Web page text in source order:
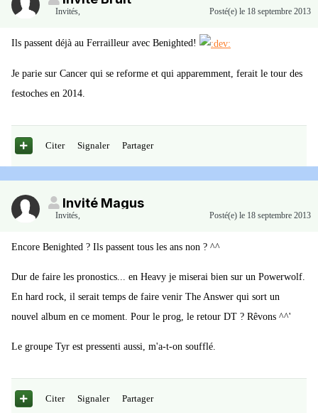
Invités, Posté(e) le 18 septembre 2013
Ils passent déjà au Ferrailleur avec Benighted!
Je parie sur Cancer qui se reforme et qui apparemment, ferait le tour des
festoches en 2014.
Citer Signaler Partager
Invité Magus
Invités, Posté(e) le 18 septembre 2013
Encore Benighted ? Ils passent tous les ans non ? ^^
Dur de faire les pronostics... en Heavy je miserai bien sur un Powerwolf.
En hard rock, il serait temps de faire venir The Answer qui sort un
nouvel album en ce moment. Pour le prog, le retour DT ? Rêvons ^^'
Le groupe Tyr est pressenti aussi, m'a-t-on soufflé.
Citer Signaler Partager